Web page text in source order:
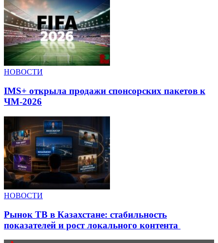
НОВОСТИ
IMS+ открыла продажи спонсорских пакетов к
ЧМ-2026
НОВОСТИ
Рынок ТВ в Казахстане: стабильность
показателей и рост локального контента